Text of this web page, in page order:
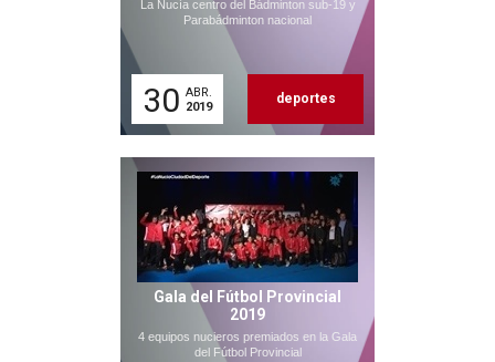
La Nucía centro del Bádminton sub-19 y
Parabádminton nacional
30 ABR.
2019
deportes
Gala del Fútbol Provincial
2019
4 equipos nucieros premiados en la Gala
del Fútbol Provincial